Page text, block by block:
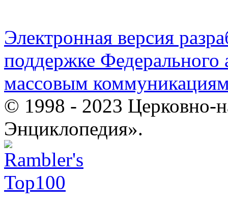
Электронная версия
поддержке Федерального
массовым
© 1998 - 2023 Церковно-
Энциклопедия».